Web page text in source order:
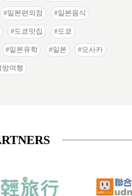
일본편의점 일본음식
도쿄맛집 도쿄
일본유학 일본 오사카
방여행